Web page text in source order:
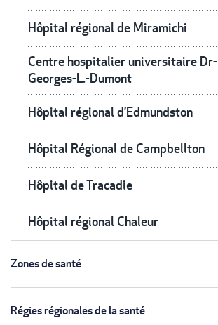
Hôpital régional de Miramichi
Centre hospitalier universitaire Dr-
Georges-L.-Dumont
Hôpital régional d’Edmundston
Hôpital Régional de Campbellton
Hôpital de Tracadie
Hôpital régional Chaleur
Zones de santé
Régies régionales de la santé